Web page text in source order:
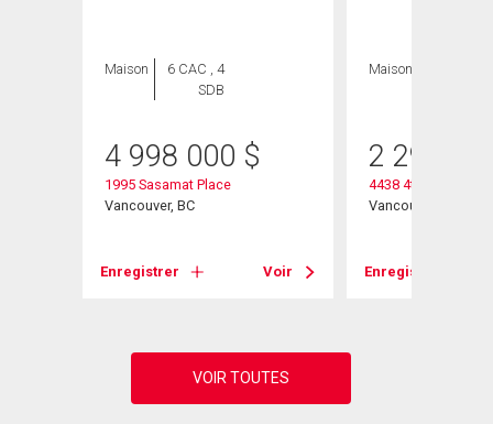
Maison
6 CAC , 4
SDB
4 998 000 $
1995 Sasamat Place
Vancouver, BC
Enregistrer Voir
Maison
2 298
4438 4th Avenue W
Vancouver, BC
Enregistrer